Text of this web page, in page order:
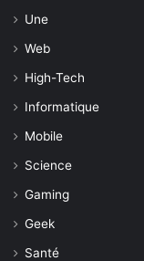
Une
Web
High-Tech
Informatique
Mobile
Science
Gaming
Geek
Santé